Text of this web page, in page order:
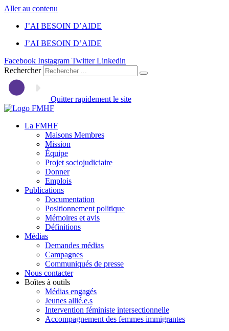
Aller au contenu
J’AI BESOIN D’AIDE
J’AI BESOIN D’AIDE
Facebook Instagram Twitter Linkedin
Rechercher
Quitter rapidement le site
La FMHF
Maisons Membres
Mission
Équipe
Projet sociojudiciaire
Donner
Emplois
Publications
Documentation
Positionnement politique
Mémoires et avis
Définitions
Médias
Demandes médias
Campagnes
Communiqués de presse
Nous contacter
Boîtes à outils
Médias engagés
Jeunes allié.e.s
Intervention féministe intersectionnelle
Accompagnement des femmes immigrantes